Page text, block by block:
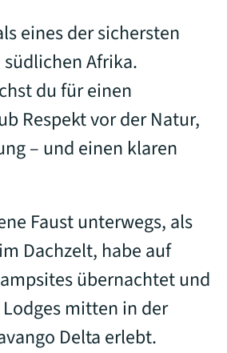
eines der sichersten
Afrika.
du für einen
Respekt vor der Natur,
– und einen klaren
Faust unterwegs, als
Dachzelt, habe auf
übernachtet und
mitten in der
Delta erlebt.